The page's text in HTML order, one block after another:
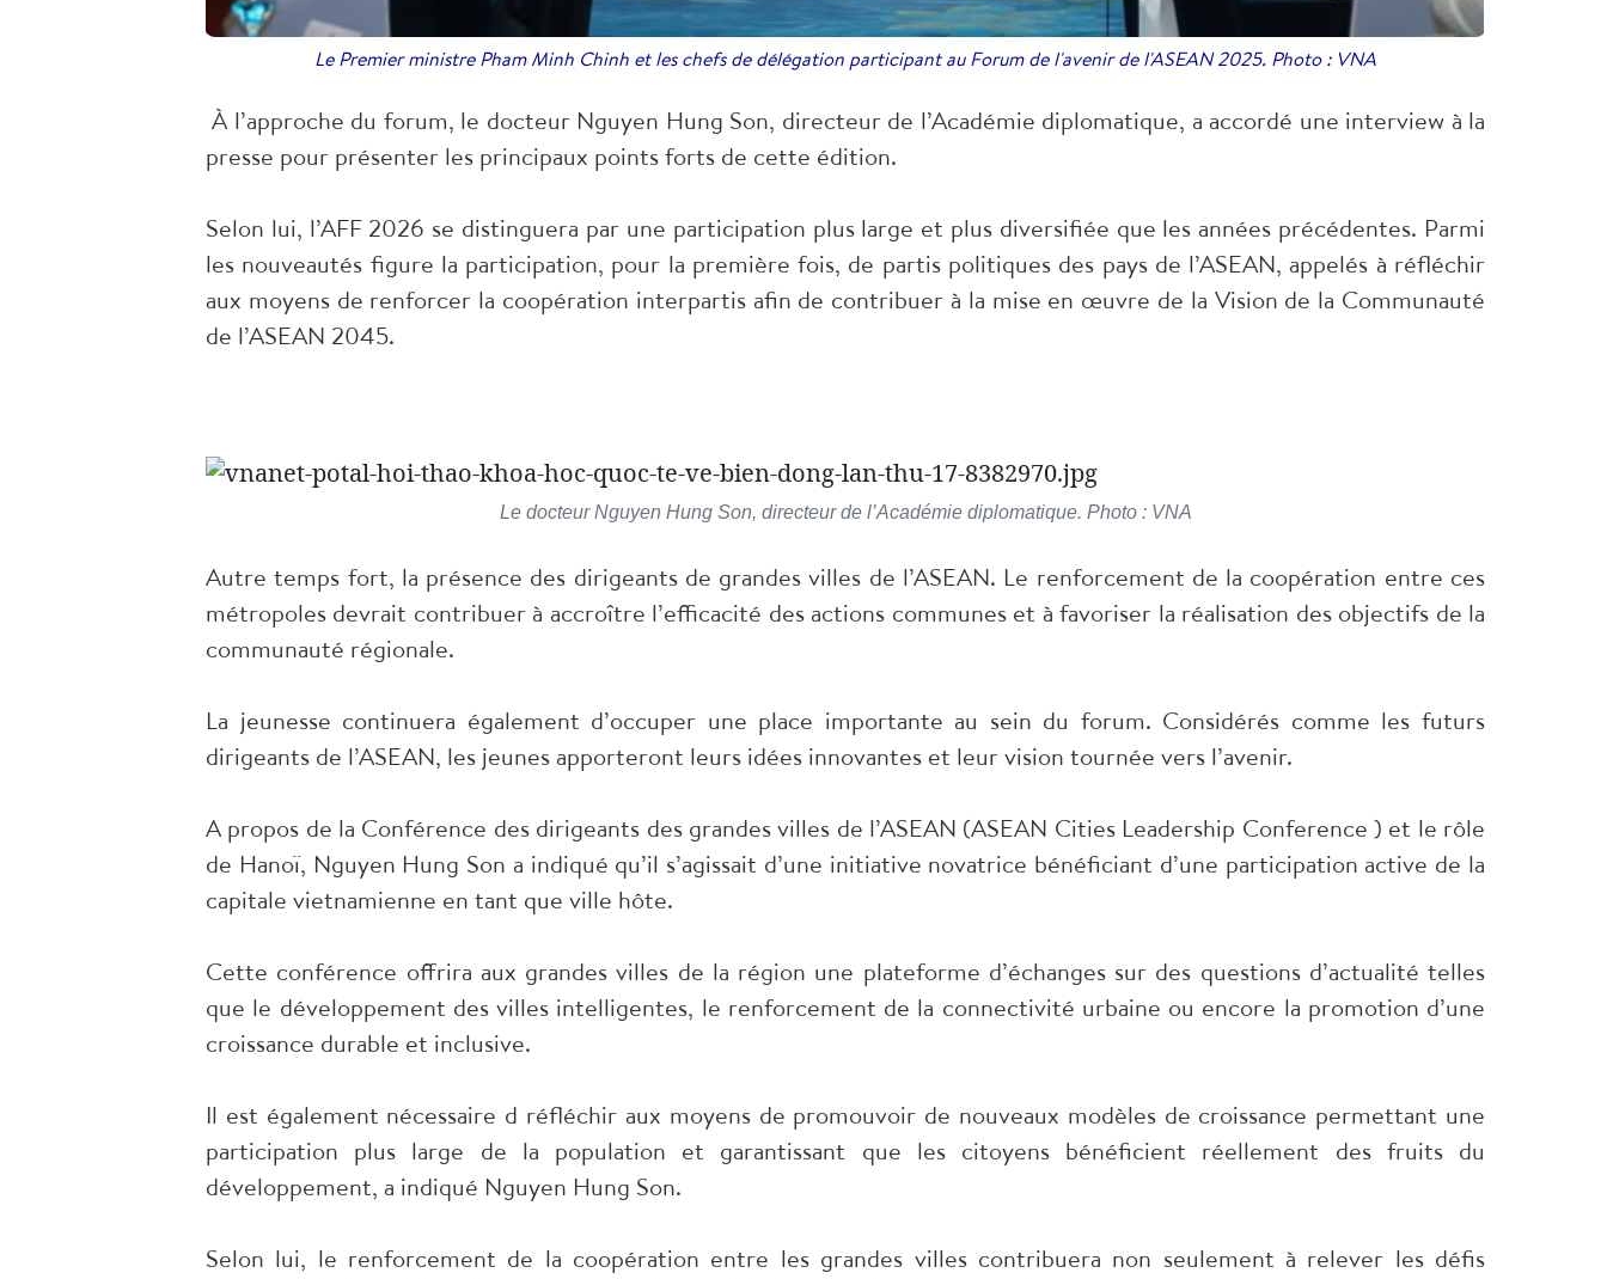
Le Premier ministre Pham Minh Chinh et les chefs de délégation participant au Forum de l'avenir de l'ASEAN 2025. Photo : VNA
À l’approche du forum, le docteur Nguyen Hung Son, directeur de l’Académie diplomatique, a accordé une interview à la
presse pour présenter les principaux points forts de cette édition.
Selon lui, l’AFF 2026 se distinguera par une participation plus large et plus diversifiée que les années précédentes. Parmi
les nouveautés figure la participation, pour la première fois, de partis politiques des pays de l’ASEAN, appelés à réfléchir
aux moyens de renforcer la coopération interpartis afin de contribuer à la mise en œuvre de la Vision de la Communauté
de l’ASEAN 2045.
Le docteur Nguyen Hung Son, directeur de l’Académie diplomatique. Photo : VNA
Autre temps fort, la présence des dirigeants de grandes villes de l’ASEAN. Le renforcement de la coopération entre ces
métropoles devrait contribuer à accroître l’efficacité des actions communes et à favoriser la réalisation des objectifs de la
communauté régionale.
La jeunesse continuera également d’occuper une place importante au sein du forum. Considérés comme les futurs
dirigeants de l’ASEAN, les jeunes apporteront leurs idées innovantes et leur vision tournée vers l’avenir.
A propos de la Conférence des dirigeants des grandes villes de l’ASEAN (ASEAN Cities Leadership Conference ) et le rôle
de Hanoï, Nguyen Hung Son a indiqué qu’il s’agissait d’une initiative novatrice bénéficiant d’une participation active de la
capitale vietnamienne en tant que ville hôte.
Cette conférence offrira aux grandes villes de la région une plateforme d’échanges sur des questions d’actualité telles
que le développement des villes intelligentes, le renforcement de la connectivité urbaine ou encore la promotion d’une
croissance durable et inclusive.
Il est également nécessaire d réfléchir aux moyens de promouvoir de nouveaux modèles de croissance permettant une
participation plus large de la population et garantissant que les citoyens bénéficient réellement des fruits du
développement, a indiqué Nguyen Hung Son.
Selon lui, le renforcement de la coopération entre les grandes villes contribuera non seulement à relever les défis